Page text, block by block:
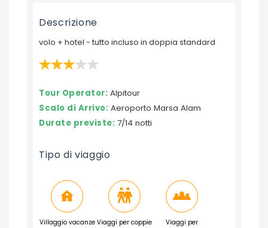
Descrizione
volo + hotel - tutto incluso in doppia standard
Tour Operator: Alpitour
Scalo di Arrivo: Aeroporto Marsa Alam
Durate previste: 7/14 notti
Tipo di viaggio
Villaggio vacanze Viaggi per coppie
Viaggi per